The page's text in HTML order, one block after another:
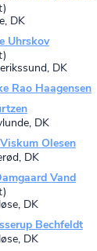
DK
Uhrskov
DK
Rao Haagensen
DK
Olesen
DK
Vand
DK
Bechfeldt
DK